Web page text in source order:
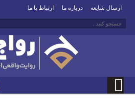
ارسال شایعه درباره ما ارتباط با ما